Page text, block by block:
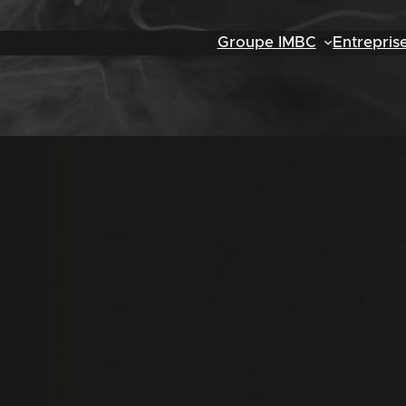
Groupe IMBC